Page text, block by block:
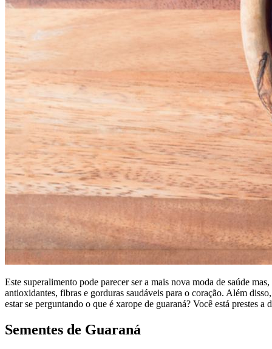
Este superalimento pode parecer ser a mais nova moda de saúde
antioxidantes, fibras e gorduras saudáveis para o coração. Além
estar se perguntando o que é xarope de guaraná? Você está prestes a
Sementes de Guaraná